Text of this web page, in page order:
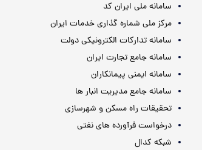
سامانه ملی ایران کد
مرکز ملی شماره گذاری خدمات ایران
سامانه تدارکات الکترونیکی دولت
سامانه جامع تجارت ایران
سامانه ایمنی پیمانکاران
سامانه جامع مدیریت انبار ها
تحقیقات راه مسکن و شهرسازی
درخواست فرآورده های نفتی
شبکه کدال